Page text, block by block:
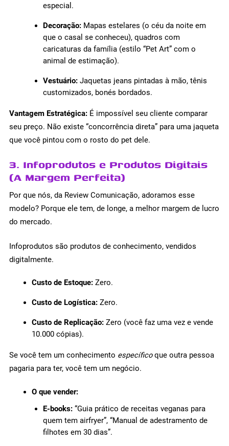
especial.
Decoração:Mapas estelares (o céu da noite em
que o casal se conheceu), quadros com
caricaturas da família (estilo “Pet Art” com o
animal de estimação).
Vestuário:Jaquetas jeans pintadas à mão, tênis
customizados, bonés bordados.
Vantagem Estratégica: É impossível seu cliente comparar
seu preço. Não existe “concorrência direta” para uma jaqueta
que você pintou com o rosto do pet dele.
3. Infoprodutos e Produtos Digitais
(A Margem Perfeita)
Por que nós, da Review Comunicação, adoramos esse
modelo? Porque ele tem, de longe, a melhor margem de lucro
do mercado.
Infoprodutos são produtos de conhecimento, vendidos
digitalmente.
Custo de Estoque:Zero.
Custo de Logística:Zero.
Custo de Replicação:Zero (você faz uma vez e vende
10.000 cópias).
Se você tem um conhecimento específicoque outra pessoa
pagaria para ter, você tem um negócio.
O que vender:
E-books:“Guia prático de receitas veganas para
quem tem airfryer”, “Manual de adestramento de
filhotes em 30 dias”.